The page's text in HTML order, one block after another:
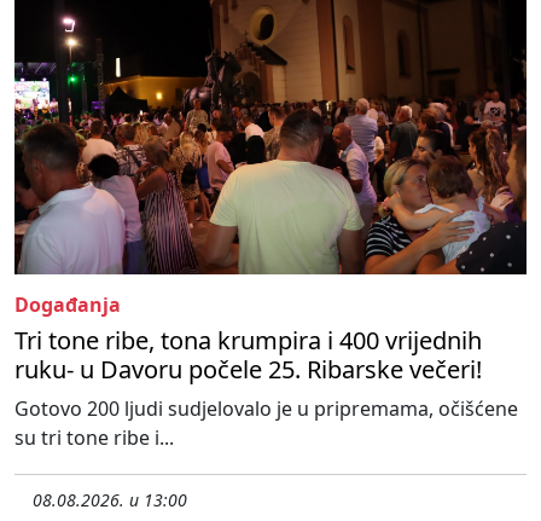
Događanja
Tri tone ribe, tona krumpira i 400 vrijednih
ruku- u Davoru počele 25. Ribarske večeri!
Gotovo 200 ljudi sudjelovalo je u pripremama, očišćene
su tri tone ribe i...
08.08.2026. u 13:00